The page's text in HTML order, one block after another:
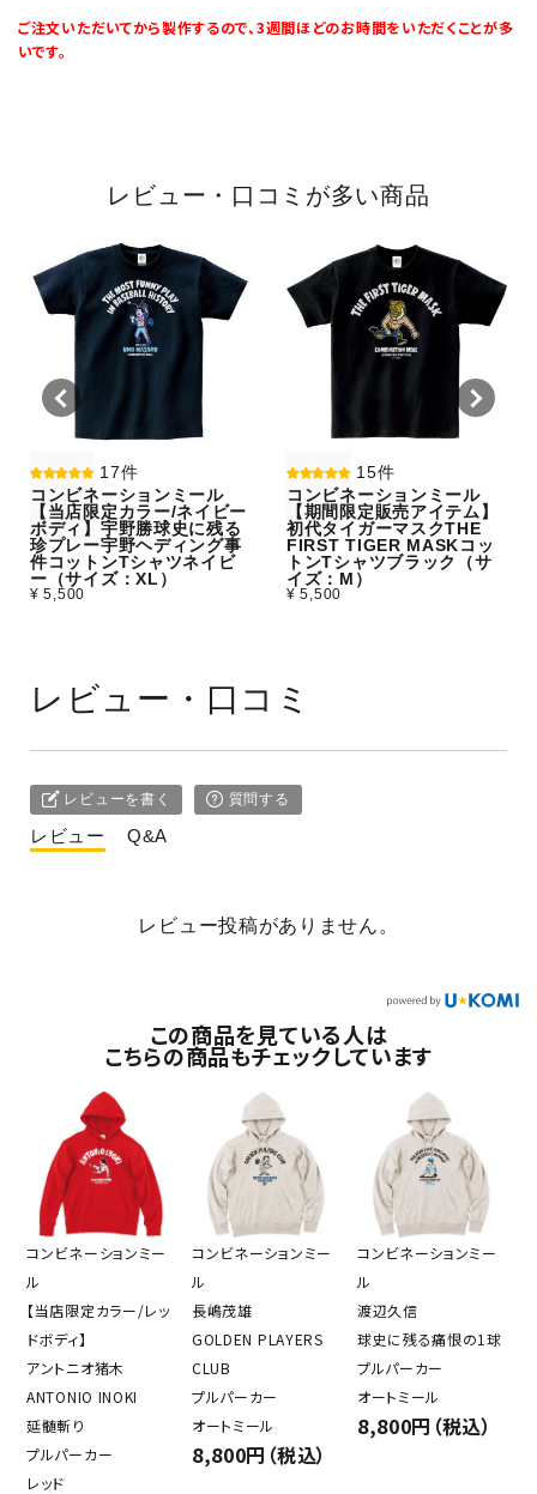
ご注文いただいてから製作するので、3週間ほどのお時間をいただくことが多
いです。
レビュー・口コミが多い商品
17件
コンビネーションミール
【当店限定カラー/ネイビー
ボディ】宇野勝球史に残る
珍プレー宇野ヘディング事
件コットンTシャツネイビ
ー（サイズ：XL）
¥ 5,500
15件
コンビネーションミール
【期間限定販売アイテム】
初代タイガーマスクTHE
FIRST TIGER MASKコッ
トンTシャツブラック（サ
イズ：M）
¥ 5,500
レビュー・口コミ
レビューを書く 質問する
レビュー Q&A
レビュー投稿がありません。
この商品を見ている人は
こちらの商品もチェックしています
コンビネーションミー
ル
【当店限定カラー/レッ
ドボディ】
アントニオ猪木
ANTONIO INOKI
延髄斬り
プルパーカー
レッド
コンビネーションミー
ル
長嶋茂雄
GOLDEN PLAYERS
CLUB
プルパーカー
オートミール
8,800円（税込）
コンビネーションミー
ル
渡辺久信
球史に残る痛恨の1球
プルパーカー
オートミール
8,800円（税込）